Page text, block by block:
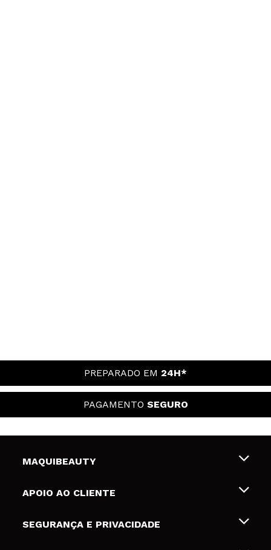
PREPARADO EM 24H*
PAGAMENTO SEGURO
MAQUIBEAUTY
Sobre nós
Gift Cards
APOIO AO CLIENTE
Envios e Devoluções
SEGURANÇA E PRIVACIDADE